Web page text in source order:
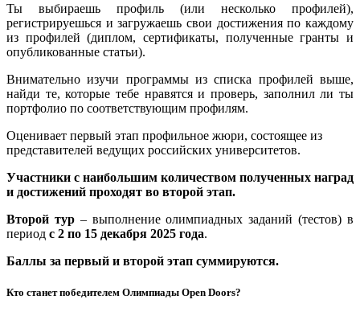
Ты выбираешь профиль (или несколько профилей),
регистрируешься и загружаешь свои достижения по каждому
из профилей (диплом, сертификаты, полученные гранты и
опубликованные статьи).
Внимательно изучи программы из списка профилей выше,
найди те, которые тебе нравятся и проверь, заполнил ли ты
портфолио по соответствующим профилям.
Оценивает первый этап профильное жюри, состоящее из
представителей ведущих российских университетов.
Участники с наибольшим количеством полученных наград
и достижений проходят во второй этап.
Второй тур – выполнение олимпиадных заданий (тестов) в
период с 2 по 15 декабря 2025 года.
Баллы за первый и второй этап суммируются.
Кто станет победителем Олимпиады Open Doors?